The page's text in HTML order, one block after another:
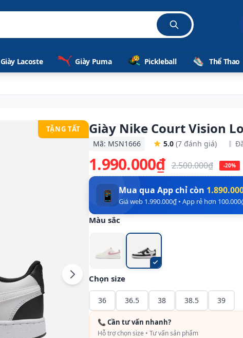
Giày Lacoste Giày Puma Pickleball Thể Thao
TẶNG TẤT Giày Nike Court Vision
Mã: MSN1666 5.0 (7 đánh giá)
1.990.000₫ 2.500.000₫ -20%
📱 Mua qua App chỉ còn
Giá web 1.990.000₫ • App rẻ hơn
Màu sắc
Chọn size
36 36.5 38 38.5 39
📞 Cần tư vấn nhanh?
Hỗ trợ chọn size • Tư vấn sản phẩm